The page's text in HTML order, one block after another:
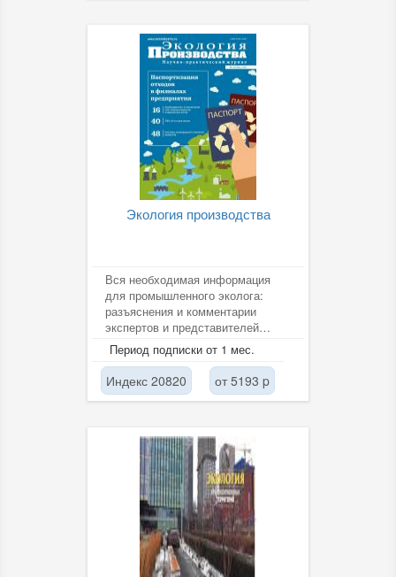
Экология производства
Вся необходимая информация
для промышленного эколога:
разъяснения и комментарии
экспертов и представителей
органов государственной власти
к...
Период подписки от 1 мес.
Индекс 20820 от 5193 p